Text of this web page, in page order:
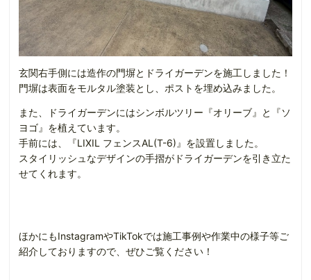
玄関右手側には造作の門塀とドライガーデンを施工しました！
門塀は表面をモルタル塗装とし、ポストを埋め込みました。
また、ドライガーデンにはシンボルツリー『オリーブ』と『ソ
ヨゴ』を植えています。
手前には、『LIXIL フェンスAL(T-6)』を設置しました。
スタイリッシュなデザインの手摺がドライガーデンを引き立た
せてくれます。
ほかにもInstagramやTikTokでは施工事例や作業中の様子等ご
紹介しておりますので、ぜひご覧ください！